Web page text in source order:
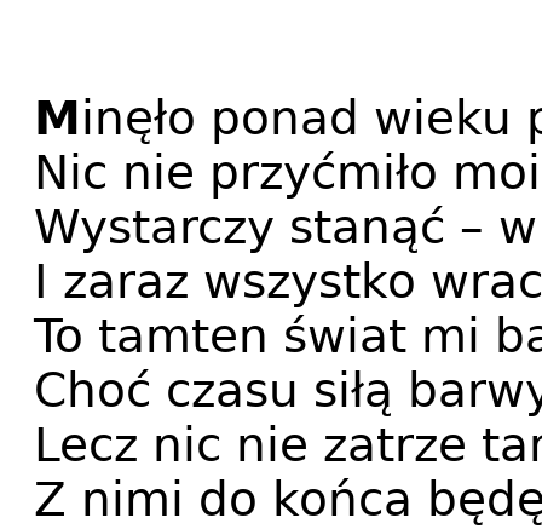
Minęło ponad wieku
Nic nie przyćmiło
Wystarczy stanąć –
I zaraz wszystko
To tamten świat mi
Choć czasu siłą
Lecz nic nie zatrze
Z nimi do końca